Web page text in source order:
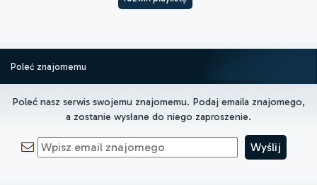
Poleć znajomemu
Poleć nasz serwis swojemu znajomemu. Podaj emaila znajomego,
a zostanie wysłane do niego zaproszenie.